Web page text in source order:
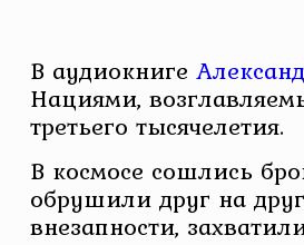
В аудиокниге
Нациями,
третьего тысячелетия.
В космосе сошлись
обрушили друг на
внезапности,